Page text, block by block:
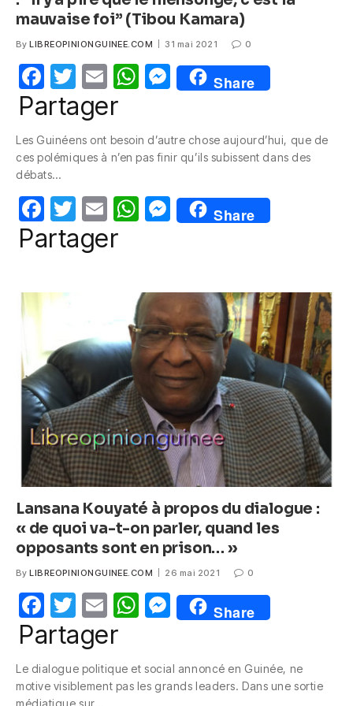
mauvaise foi” (Tibou Kamara)
By LIBREOPINIONGUINEE.COM 31 mai 2021 0
F
a
e
b
o
o
k
T
w
itt
er
E
m
W
s
p
p
M
e
e
g
er
Share
Partager
Les Guinéens ont besoin d’autre chose aujourd’hui, que de
ces polémiques à n’en pas finir qu’ils subissent dans des
débats…
F
a
e
b
o
k
T
w
itt
E
m
W
s
A
p
p
M
e
e
n
g
er
Share
Partager
Lansana Kouyaté à propos du dialogue :
« de quoi va-t-on parler, quand les
opposants sont en prison… »
By LIBREOPINIONGUINEE.COM 26 mai 2021 0
F
a
e
T
w
itt
er
E
m
W
s
M
e
e
Share
Partager
Le dialogue politique et social annoncé en Guinée, ne
motive visiblement pas les grands leaders. Dans une sortie